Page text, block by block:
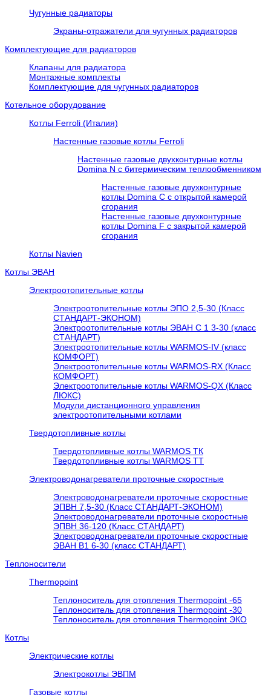
Чугунные радиаторы
Экраны-отражатели для чугунных радиаторов
Комплектующие для радиаторов
Клапаны для радиатора
Монтажные комплекты
Комплектующие для чугунных радиаторов
Котельное оборудование
Котлы Ferroli (Италия)
Настенные газовые котлы Ferroli
Настенные газовые двухконтурные котлы
Domina N с битермическим теплообменником
Настенные газовые двухконтурные
котлы Domina C с открытой камерой
сгорания
Настенные газовые двухконтурные
котлы Domina F с закрытой камерой
сгорания
Котлы Navien
Котлы ЭВАН
Электроотопительные котлы
Электроотопительные котлы ЭПО 2,5-30 (Класс
СТАНДАРТ-ЭКОНОМ)
Электроотопительные котлы ЭВАН С 1 3-30 (класс
СТАНДАРТ)
Электроотопительные котлы WARMOS-IV (класс
КОМФОРТ)
Электроотопительные котлы WARMOS-RX (Класс
КОМФОРТ)
Электроотопительные котлы WARMOS-QX (Класс
ЛЮКС)
Модули дистанционного управления
электроотопительными котлами
Твердотопливные котлы
Твердотопливные котлы WARMOS TК
Твердотопливные котлы WARMOS TT
Электроводонагреватели проточные скоростные
Электроводонагреватели проточные скоростные
ЭПВН 7,5-30 (Класс СТАНДАРТ-ЭКОНОМ)
Электроводонагреватели проточные скоростные
ЭПВН 36-120 (Класс СТАНДАРТ)
Электроводонагреватели проточные скоростные
ЭВАН В1 6-30 (класс СТАНДАРТ)
Теплоносители
Thermopoint
Теплоноситель для отопления Thermopoint -65
Теплоноситель для отопления Thermopoint -30
Теплоноситель для отопления Thermopoint ЭКО
Котлы
Электрические котлы
Электрокотлы ЭВПМ
Газовые котлы